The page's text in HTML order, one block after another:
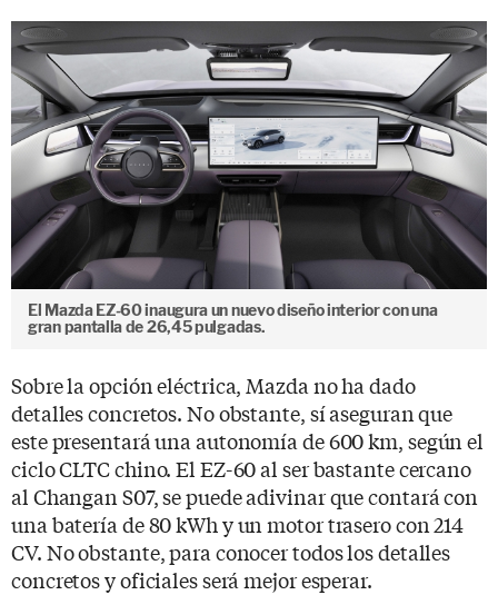
El Mazda EZ-60 inaugura un nuevo diseño interior con una
gran pantalla de 26,45 pulgadas.
Sobre la opción eléctrica, Mazda no ha dado
detalles concretos. No obstante, sí aseguran que
este presentará una autonomía de 600 km, según el
ciclo CLTC chino. El EZ-60 al ser bastante cercano
al Changan S07, se puede adivinar que contará con
una batería de 80 kWh y un motor trasero con 214
CV. No obstante, para conocer todos los detalles
concretos y oficiales será mejor esperar.